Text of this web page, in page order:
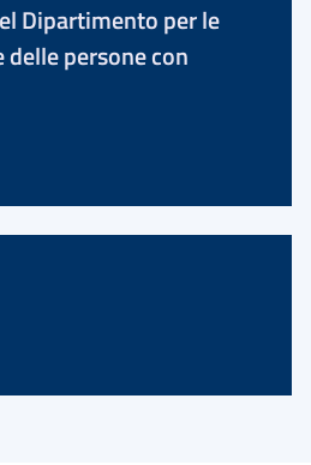
Dipartimento per le
persone con